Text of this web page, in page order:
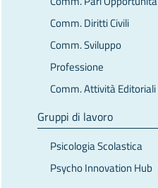
Comm. Diritti Civili
Comm. Sviluppo
Professione
Comm. Attività Editoriali
Gruppi di lavoro
Psicologia Scolastica
Psycho Innovation Hub